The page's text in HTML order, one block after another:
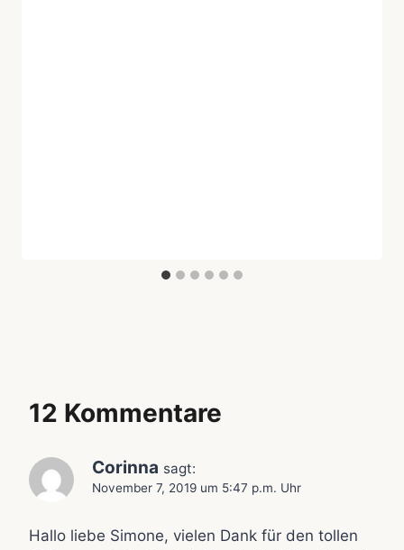
12 Kommentare
Corinna sagt:
November 7, 2019 um 5:47 p.m. Uhr
Hallo liebe Simone, vielen Dank für den tollen